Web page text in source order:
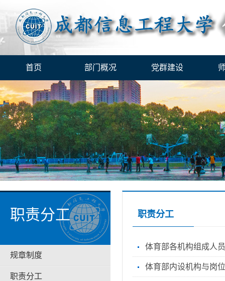
首页 部门概况 党群建设
职责分工
规章制度
职责分工
职责分工
体育部各机构组成人
体育部内设机构与岗